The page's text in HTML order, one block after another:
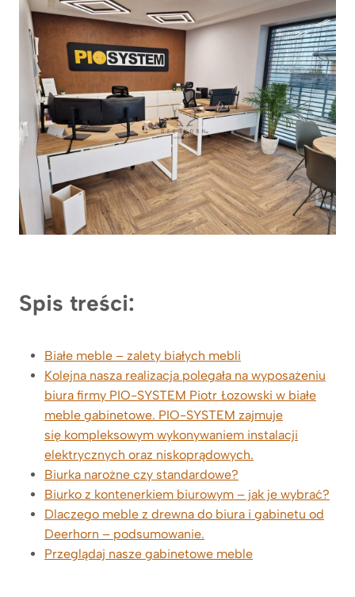
Spis treści:
Białe meble – zalety białych mebli
Kolejna nasza realizacja polegała na wyposażeniu
biura firmy PIO-SYSTEM Piotr Łozowski w białe
meble gabinetowe. PIO-SYSTEM zajmuje
się kompleksowym wykonywaniem instalacji
elektrycznych oraz niskoprądowych.
Biurka narożne czy standardowe?
Biurko z kontenerkiem biurowym – jak je wybrać?
Dlaczego meble z drewna do biura i gabinetu od
Deerhorn – podsumowanie.
Przeglądaj nasze gabinetowe meble